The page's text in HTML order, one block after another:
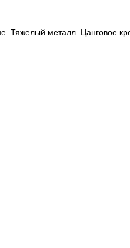
Тяжелый металл. Цанговое